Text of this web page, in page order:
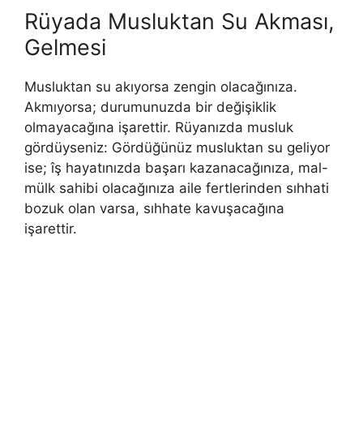
Rüyada Musluktan Su Akması,
Gelmesi
Musluktan su akıyorsa zengin olacağınıza.
Akmıyorsa; duru­munuzda bir değişiklik
olmayacağına işarettir. Rüyanızda musluk
gördüyseniz: Gördüğünüz musluktan su geliyor
ise; îş hayatınızda başarı kazanacağınıza, mal-
mülk sahibi olacağınıza aile fertlerinden sıhhati
bozuk olan varsa, sıhhate kavuşacağına
işarettir.